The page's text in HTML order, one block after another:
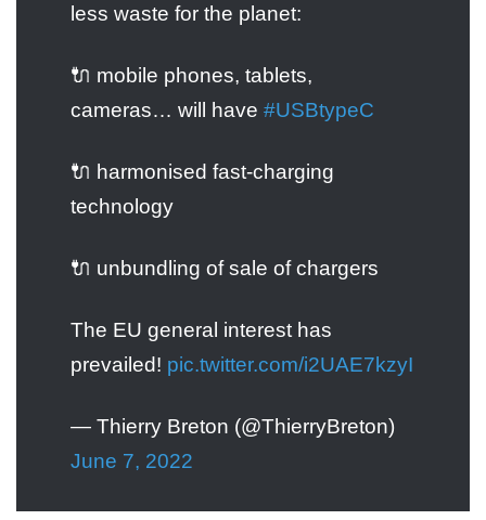
less waste for the planet:
🔌 mobile phones, tablets,
cameras… will have #USBtypeC
🔌 harmonised fast-charging
technology
🔌 unbundling of sale of chargers
The EU general interest has
prevailed! pic.twitter.com/i2UAE7kzyI
— Thierry Breton (@ThierryBreton)
June 7, 2022